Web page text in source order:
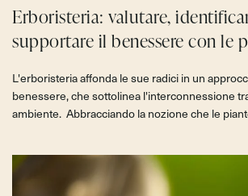
Erboristeria: valutare,
supportare il benessere con le
L'erboristeria affonda le sue radici in un
benessere, che sottolinea l'interconnessione
ambiente. Abbracciando la nozione che le